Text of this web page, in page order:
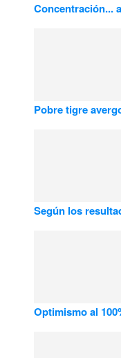
Concentración...
Pobre tigre
Según los
Optimismo al